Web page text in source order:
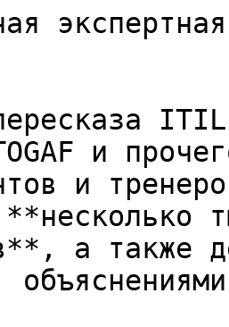
и
и
а также